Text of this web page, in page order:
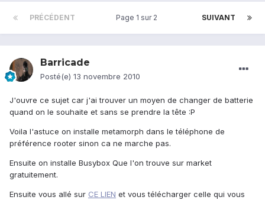
PRÉCÉDENT SUIVANT
Page 1 sur 2
Barricade
Posté(e) 13 novembre 2010
J'ouvre ce sujet car j'ai trouver un moyen de changer de batterie
quand on le souhaite et sans se prendre la tête :P
Voila l'astuce on installe metamorph dans le téléphone de
préférence rooter sinon ca ne marche pas.
Ensuite on installe Busybox Que l'on trouve sur market
gratuitement.
Ensuite vous allé sur CE LIEN et vous télécharger celle qui vous